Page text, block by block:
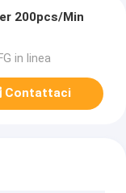
200pcs/Min
in linea
Contattaci